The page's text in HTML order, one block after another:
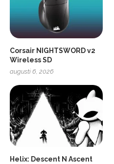
Corsair NIGHTSWORD v2
Wireless SD
augusti 6, 2026
Helix: Descent N Ascent